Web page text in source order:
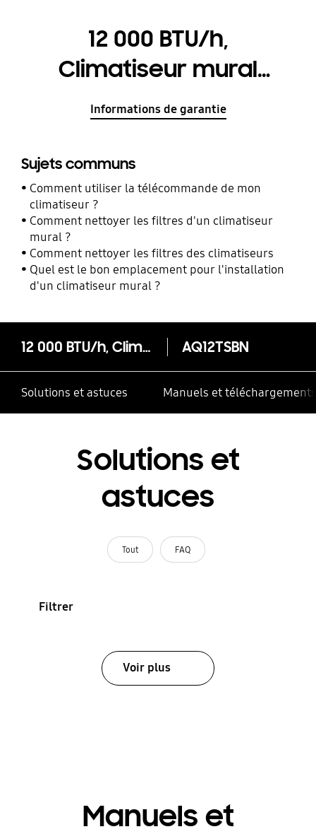
12 000 BTU/h,
Climatiseur mural
Boracay avec
antibactérienne Indoor
Unit
Informations de garantie
Sujets communs
Comment utiliser la télécommande de mon
climatiseur ?
Comment nettoyer les filtres d'un climatiseur
mural ?
Comment nettoyer les filtres des climatiseurs
Quel est le bon emplacement pour l'installation
d'un climatiseur mural ?
12 000 BTU/h, Climatiseur mural Boracay avec protection antibactérienne Indoor Unit AQ12TSBN
Solutions et astuces Manuels et téléchargements
Solutions et
astuces
Tout FAQ
Filtrer
Voir plus
Manuels et